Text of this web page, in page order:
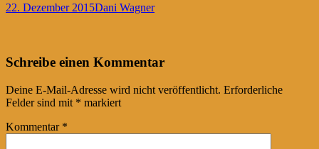
22. Dezember 2015Dani Wagner
Post
navigation
←
Schreibe einen Kommentar
Deine E-Mail-Adresse wird nicht veröffentlicht. Erforderliche
Felder sind mit * markiert
Kommentar *